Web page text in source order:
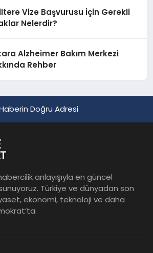
Vize Başvurusu İçin Gerekli
Nelerdir?
Alzheimer Bakım Merkezi
Rehber
Doğru Adresi
anlayışıyla en güncel
Türkiye ve dünyadan son
ekonomi, teknoloji ve daha